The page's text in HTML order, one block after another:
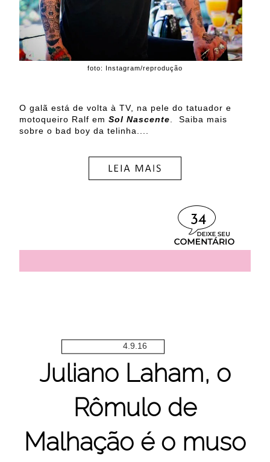
foto: Instagram/reprodução
O galã está de volta à TV, na pele do tatuador e
motoqueiro Ralf em Sol Nascente . Saiba mais
sobre o bad boy da telinha....
34
4.9.16
Juliano Laham, o
Rômulo de
Malhação é o muso